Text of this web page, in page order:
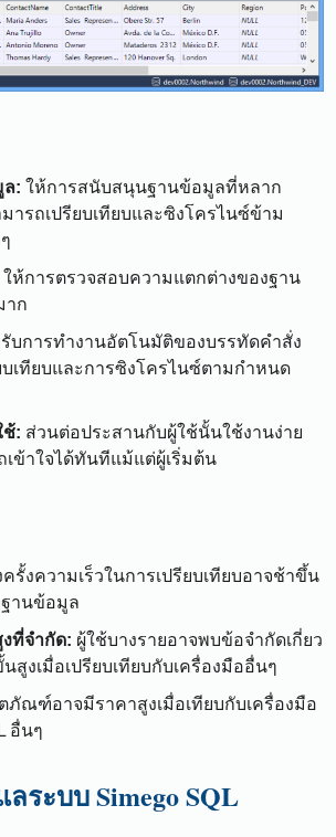
ล: ให้การสนับสนุนฐานข้อมูลที่หลาก
ารถเปรียบเทียบและซิงโครไนซ์ข้าม
ให้การตรวจสอบความแตกต่างของฐาน
าก
รับการทำงานอัตโนมัติของบรรทัดคำสั่ง
บเทียบและการซิงโครไนซ์ตามกำหนด
ช้: ส่วนต่อประสานกับผู้ใช้นั้นใช้งานง่าย
เข้าใจได้ทันทีแม้แต่ผู้เริ่มต้น
ครั้งความเร็วในการเปรียบเทียบอาจช้าขึ้น
านข้อมูล
ที่จำกัด: ผู้ใช้บางรายอาจพบข้อจำกัดเกี่ยว
งเมื่อเปรียบเทียบกับเครื่องมืออื่นๆ
ภัณฑ์อาจมีราคาสูงเมื่อเทียบกับเครื่องมือ
อื่นๆ
ระบบ Simego SQL